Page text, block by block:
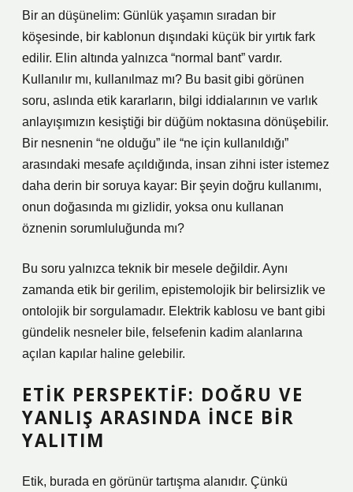
Bir an düşünelim: Günlük yaşamın sıradan bir
köşesinde, bir kablonun dışındaki küçük bir yırtık fark
edilir. Elin altında yalnızca “normal bant” vardır.
Kullanılır mı, kullanılmaz mı? Bu basit gibi görünen
soru, aslında etik kararların, bilgi iddialarının ve varlık
anlayışımızın kesiştiği bir düğüm noktasına dönüşebilir.
Bir nesnenin “ne olduğu” ile “ne için kullanıldığı”
arasındaki mesafe açıldığında, insan zihni ister istemez
daha derin bir soruya kayar: Bir şeyin doğru kullanımı,
onun doğasında mı gizlidir, yoksa onu kullanan
öznenin sorumluluğunda mı?
Bu soru yalnızca teknik bir mesele değildir. Aynı
zamanda etik bir gerilim, epistemolojik bir belirsizlik ve
ontolojik bir sorgulamadır. Elektrik kablosu ve bant gibi
gündelik nesneler bile, felsefenin kadim alanlarına
açılan kapılar haline gelebilir.
ETIK PERSPEKTIF: DOĞRU VE
YANLIŞ ARASINDA İNCE BIR
YALITIM
Etik, burada en görünür tartışma alanıdır. Çünkü